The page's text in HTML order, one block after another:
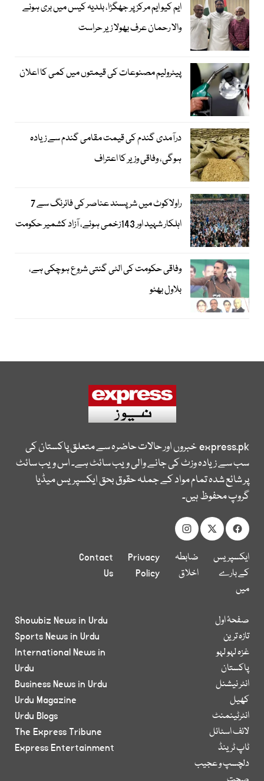
ایم کیو ایم مرکز پر جھگڑا، بلدیہ کیس میں بری ہونے
والا رحمان عرف بھولا زیر حراست
پیٹرولیم مصنوعات کی قیمتوں میں کمی کا اعلان
درآمدی گندم کی قیمت مقامی گندم سے زیادہ
ہوگی، وفاقی وزیر کا اعتراف
راولاکوٹ میں شرپسند عناصر کی فائرنگ سے 7
اہلکار شہید اور 143زخمی ہوئے، آزاد کشمیر حکومت
وفاقی حکومت کی الٹی گنتی شروع ہوچکی ہے،
بلاول بھٹو
express.pkخبروں اور حالات حاضرہ سے متعلق پاکستان کی
سب سے زیادہ وزٹ کی جانے والی ویب سائٹ ہے۔ اس ویب سائٹ
پر شائع شدہ تمام مواد کے جملہ حقوق بحق ایکسپریس میڈیا
گروپ محفوظ ہیں۔
ایکسپریس
کے بارے
میں
ضابطہ
اخلاق
Privacy
Policy
Contact
Us
صفحۂ اول
تازہ ترین
غزہ لہو لہو
پاکستان
انٹر نیشنل
کھیل
انٹرٹینمنٹ
لائف اسٹائل
ٹاپ ٹرینڈ
دلچسپ و عجیب
Showbiz News in Urdu
Sports News in Urdu
International News in
Urdu
Business News in Urdu
Urdu Magazine
Urdu Blogs
The Express Tribune
Express Entertainment